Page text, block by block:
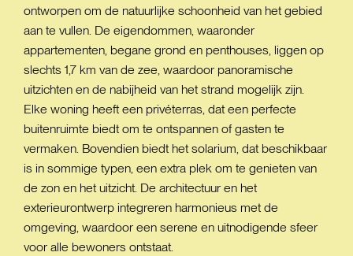
ontworpen om de natuurlijke schoonheid van het gebied
aan te vullen. De eigendommen, waaronder
appartementen, begane grond en penthouses, liggen op
slechts 1,7 km van de zee, waardoor panoramische
uitzichten en de nabijheid van het strand mogelijk zijn.
Elke woning heeft een privéterras, dat een perfecte
buitenruimte biedt om te ontspannen of gasten te
vermaken. Bovendien biedt het solarium, dat beschikbaar
is in sommige typen, een extra plek om te genieten van
de zon en het uitzicht. De architectuur en het
exterieurontwerp integreren harmonieus met de
omgeving, waardoor een serene en uitnodigende sfeer
voor alle bewoners ontstaat.